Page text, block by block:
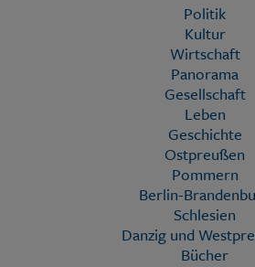
Politik
Kultur
Wirtschaft
Panorama
Gesellschaft
Leben
Geschichte
Ostpreußen
Pommern
Berlin-
Schlesien
Danzig und
Bücher